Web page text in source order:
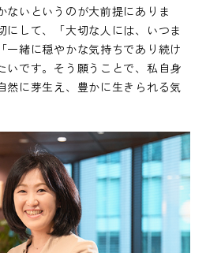
ないというのが大前提にありま
にして、「大切な人には、いつま
一緒に穏やかな気持ちであり続け
いです。そう願うことで、私自身
然に芽生え、豊かに生きられる気